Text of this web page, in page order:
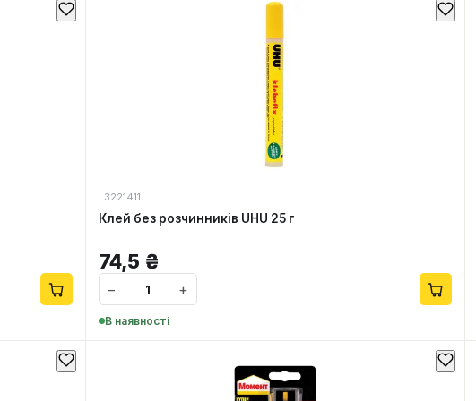
3221411
Клей без розчинників UHU 25 г
74,5 ₴
− +
В наявності